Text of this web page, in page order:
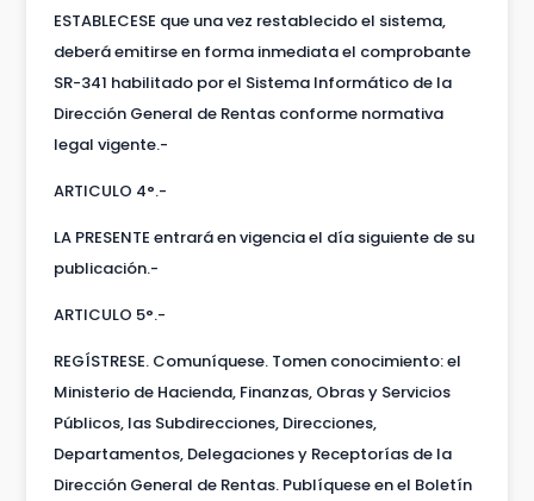
ESTABLECESE que una vez restablecido el sistema,
deberá emitirse en forma inmediata el comprobante
SR-341 habilitado por el Sistema Informático de la
Dirección General de Rentas conforme normativa
legal vigente.-
ARTICULO 4°.-
LA PRESENTE entrará en vigencia el día siguiente de su
publicación.-
ARTICULO 5°.-
REGÍSTRESE. Comuníquese. Tomen conocimiento: el
Ministerio de Hacienda, Finanzas, Obras y Servicios
Públicos, las Subdirecciones, Direcciones,
Departamentos, Delegaciones y Receptorías de la
Dirección General de Rentas. Publíquese en el Boletín